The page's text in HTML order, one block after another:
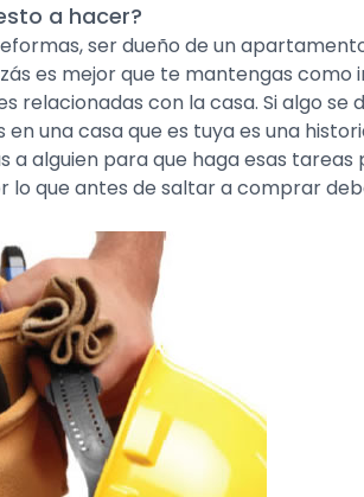
a hacer?
ser dueño de un
es mejor que te mantengas
relacionadas con la casa. Si algo
una casa que es tuya es una
alguien para que haga esas
lo que antes de saltar a comprar